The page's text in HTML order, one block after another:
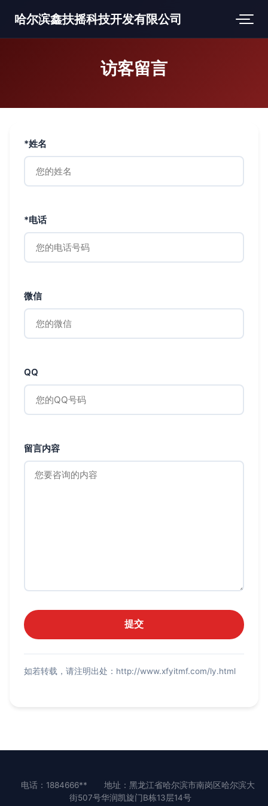
哈尔滨鑫扶摇科技开发有限公司
访客留言
*姓名
*电话
微信
QQ
留言内容
如若转载，请注明出处：http://www.xfyitmf.com/ly.html
电话：1884666**
地址：黑龙江省哈尔滨市南岗区哈尔滨大
街507号华润凯旋门B栋13层14号